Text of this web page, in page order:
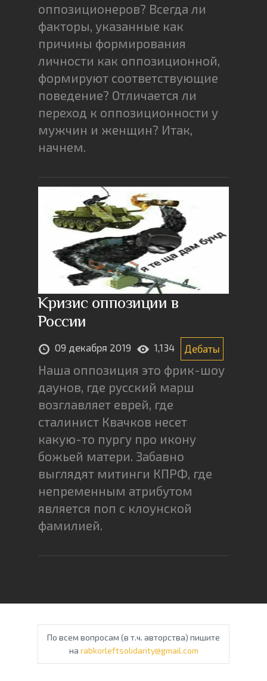
оппозиционеров? Всегда ли
факторы, указанные как
причины формирования
личности как оппозиционной,
формируют соответствующие
поведение? Отличается ли
переход к оппозиционности у
мужчин и женщин? Итак,
начнем.
Кризис оппозиции в
России
09 декабря 2019 1,134 Дебаты
Наша оппозиция это фрик-шоу
даунов, где русский марш
возглавляет еврей, где
сталинист Квачков несет
какую-то пургу про икону
божьей матери. Забавно
выглядят митинги КПРФ, где
непременным атрибутом
является поп с клоунской
фамилией.
По всем вопросам (в т.ч. авторства) пишите
на rabkorleftsolidarity@gmail.com